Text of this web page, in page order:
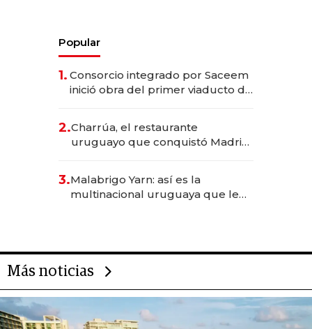
Popular
1. Consorcio integrado por Saceem
inició obra del primer viaducto de
millones
2.Charrúa, el restaurante
uruguayo que conquistó Madrid:
anticipación y prepara apertura
3.Malabrigo Yarn: así es la
multinacional uruguaya que le
Más noticias